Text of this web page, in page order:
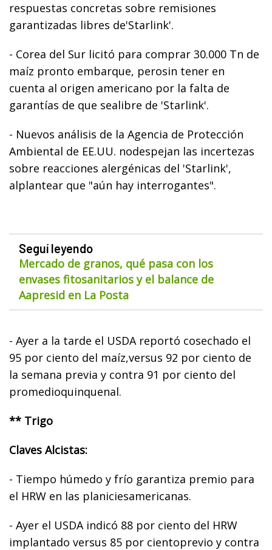
respuestas concretas sobre remisiones
garantizadas libres de'Starlink'.
- Corea del Sur licitó para comprar 30.000 Tn de
maíz pronto embarque, perosin tener en
cuenta al origen americano por la falta de
garantías de que sealibre de 'Starlink'.
- Nuevos análisis de la Agencia de Protección
Ambiental de EE.UU. nodespejan las incertezas
sobre reacciones alergénicas del 'Starlink',
alplantear que "aún hay interrogantes".
Seguí leyendo
Mercado de granos, qué pasa con los
envases fitosanitarios y el balance de
Aapresid en La Posta
- Ayer a la tarde el USDA reportó cosechado el
95 por ciento del maíz,versus 92 por ciento de
la semana previa y contra 91 por ciento del
promedioquinquenal.
** Trigo
Claves Alcistas:
- Tiempo húmedo y frío garantiza premio para
el HRW en las planiciesamericanas.
- Ayer el USDA indicó 88 por ciento del HRW
implantado versus 85 por cientoprevio y contra